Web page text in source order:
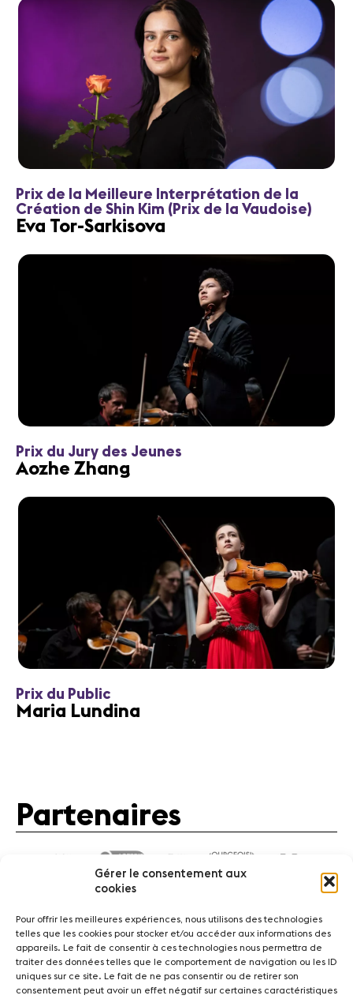
Gérer le consentement aux
cookies
Pour offrir les meilleures expériences, nous utilisons des technologies
telles que les cookies pour stocker et/ou accéder aux informations des
appareils. Le fait de consentir à ces technologies nous permettra de
traiter des données telles que le comportement de navigation ou les ID
uniques sur ce site. Le fait de ne pas consentir ou de retirer son
consentement peut avoir un effet négatif sur certaines caractéristiques
Prix de la Meilleure Interprétation de la
Création de Shin Kim (Prix de la Vaudoise)
Eva Tor-Sarkisova
Prix du Jury des Jeunes
Aozhe Zhang
Prix du Public
Maria Lundina
Partenaires
ActualitésConcerts Bénévoles Médiation